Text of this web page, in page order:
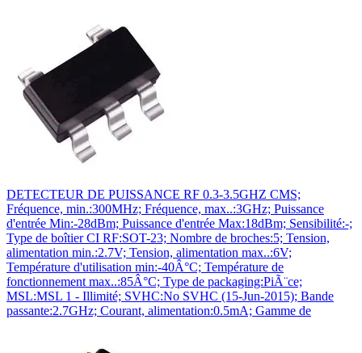
DETECTEUR DE PUISSANCE RF 0.3-3.5GHZ CMS;
Fréquence, min.:300MHz; Fréquence, max..:3GHz; Puissance
d'entrée Min:-28dBm; Puissance d'entrée Max:18dBm; Sensibilité:-;
Type de boîtier CI RF:SOT-23; Nombre de broches:5; Tension,
alimentation min.:2.7V; Tension, alimentation max..:6V;
Température d'utilisation min:-40Â°C; Température de
fonctionnement max..:85Â°C; Type de packaging:PiÃ¨ce;
MSL:MSL 1 - Illimité; SVHC:No SVHC (15-Jun-2015); Bande
passante:2.7GHz; Courant, alimentation:0.5mA; Gamme de